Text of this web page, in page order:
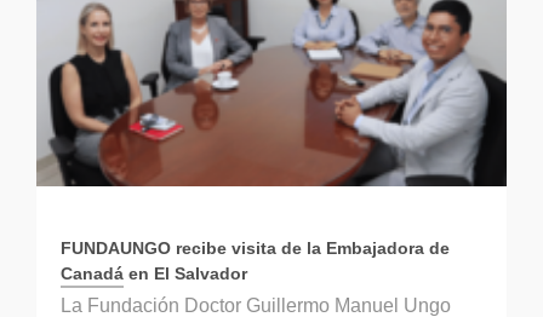
FUNDAUNGO recibe visita de la Embajadora de
Canadá en El Salvador
La Fundación Doctor Guillermo Manuel Ungo